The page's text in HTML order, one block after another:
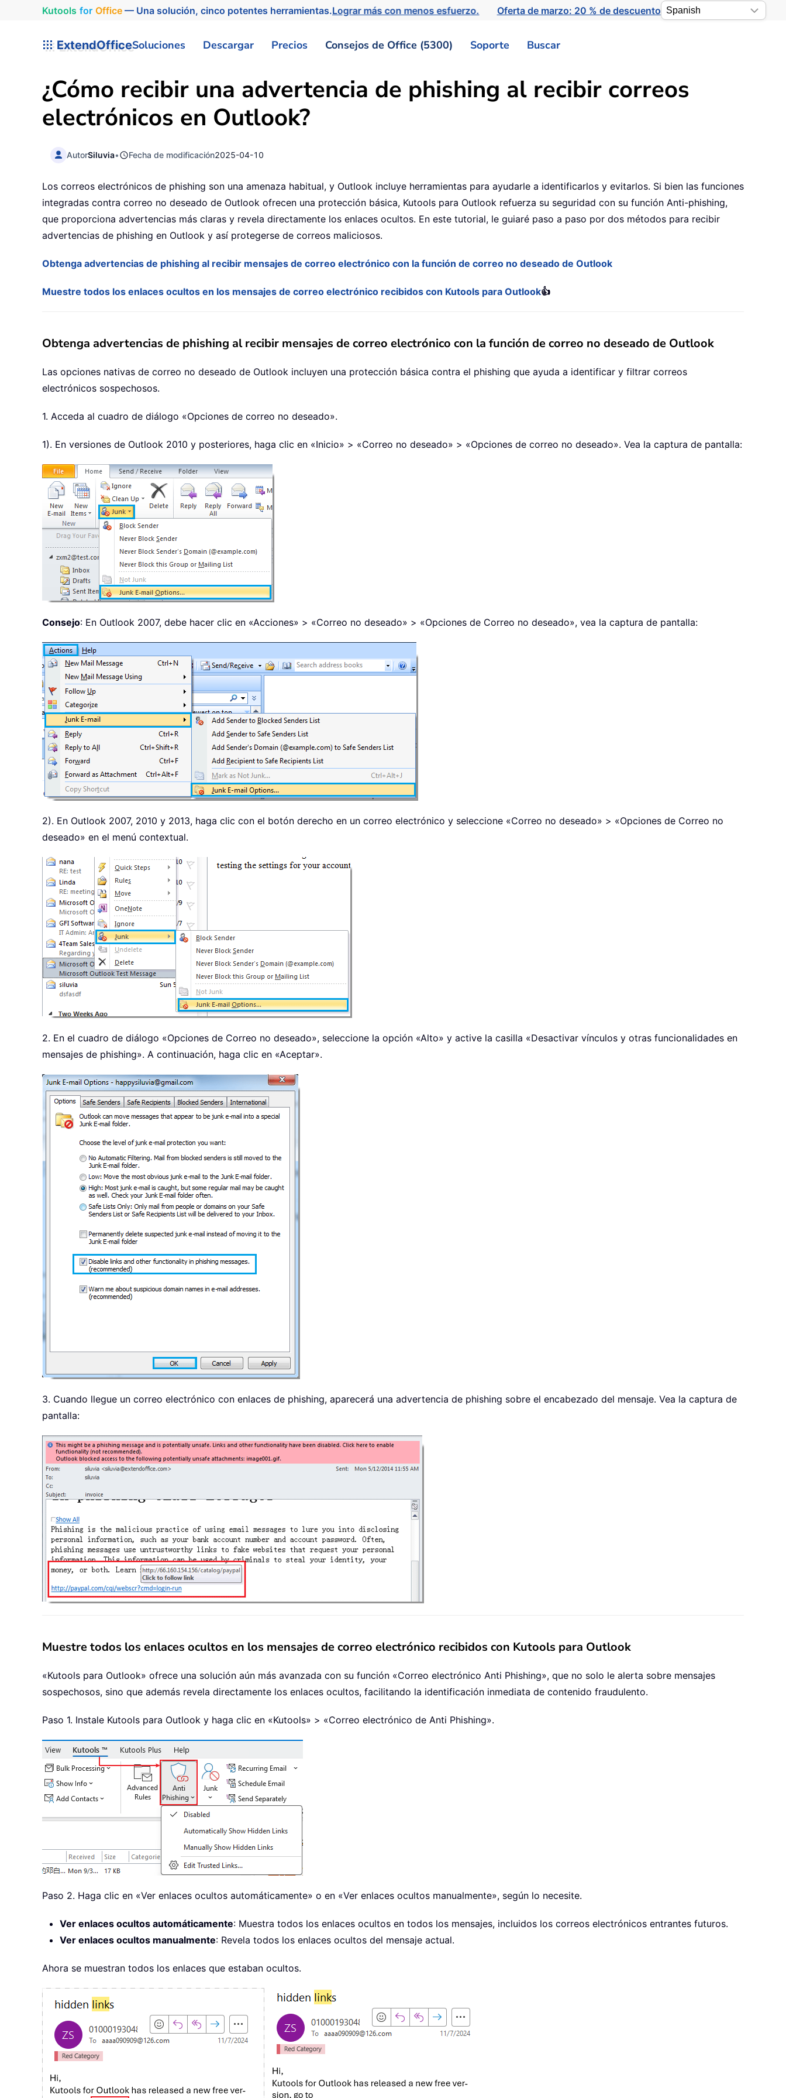
Kutools for Office— Una solución, cinco potentes herramientas.Lograr más con menos esfuerzo. Oferta de marzo: 20 % de descuento
ExtendOfficeSoluciones Descargar Precios Consejos de Office (5300) Soporte Buscar
¿Cómo recibir una advertencia de phishing al recibir correos
electrónicos en Outlook?
AutorSiluvia• Fecha de modificación2025-04-10
Los correos electrónicos de phishing son una amenaza habitual, y Outlook incluye herramientas para ayudarle a identificarlos y evitarlos. Si bien las funciones
integradas contra correo no deseado de Outlook ofrecen una protección básica, Kutools para Outlook refuerza su seguridad con su función Anti-phishing,
que proporciona advertencias más claras y revela directamente los enlaces ocultos. En este tutorial, le guiaré paso a paso por dos métodos para recibir
advertencias de phishing en Outlook y así protegerse de correos maliciosos.
Obtenga advertencias de phishing al recibir mensajes de correo electrónico con la función de correo no deseado de Outlook
Muestre todos los enlaces ocultos en los mensajes de correo electrónico recibidos con Kutools para Outlook👍
Obtenga advertencias de phishing al recibir mensajes de correo electrónico con la función de correo no deseado de Outlook
Las opciones nativas de correo no deseado de Outlook incluyen una protección básica contra el phishing que ayuda a identificar y filtrar correos
electrónicos sospechosos.
1. Acceda al cuadro de diálogo «Opciones de correo no deseado».
1). En versiones de Outlook 2010 y posteriores, haga clic en «Inicio» > «Correo no deseado» > «Opciones de correo no deseado». Vea la captura de pantalla:
Consejo: En Outlook 2007, debe hacer clic en «Acciones» > «Correo no deseado» > «Opciones de Correo no deseado», vea la captura de pantalla:
2). En Outlook 2007, 2010 y 2013, haga clic con el botón derecho en un correo electrónico y seleccione «Correo no deseado» > «Opciones de Correo no
deseado» en el menú contextual.
2. En el cuadro de diálogo «Opciones de Correo no deseado», seleccione la opción «Alto» y active la casilla «Desactivar vínculos y otras funcionalidades en
mensajes de phishing». A continuación, haga clic en «Aceptar».
3. Cuando llegue un correo electrónico con enlaces de phishing, aparecerá una advertencia de phishing sobre el encabezado del mensaje. Vea la captura de
pantalla:
Muestre todos los enlaces ocultos en los mensajes de correo electrónico recibidos con Kutools para Outlook
«Kutools para Outlook» ofrece una solución aún más avanzada con su función «Correo electrónico Anti Phishing», que no solo le alerta sobre mensajes
sospechosos, sino que además revela directamente los enlaces ocultos, facilitando la identificación inmediata de contenido fraudulento.
Paso 1. Instale Kutools para Outlook y haga clic en «Kutools» > «Correo electrónico de Anti Phishing».
Paso 2. Haga clic en «Ver enlaces ocultos automáticamente» o en «Ver enlaces ocultos manualmente», según lo necesite.
Ver enlaces ocultos automáticamente: Muestra todos los enlaces ocultos en todos los mensajes, incluidos los correos electrónicos entrantes futuros.
Ver enlaces ocultos manualmente: Revela todos los enlaces ocultos del mensaje actual.
Ahora se muestran todos los enlaces que estaban ocultos.